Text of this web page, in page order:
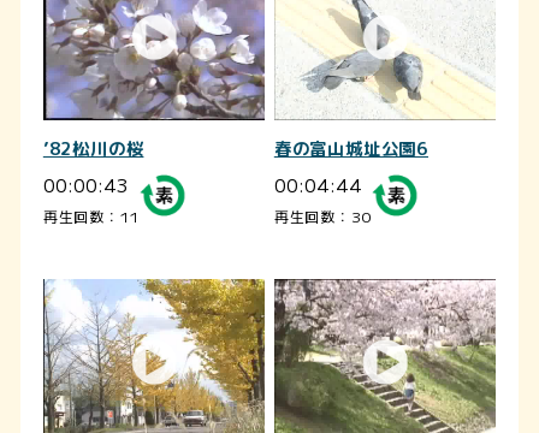
’82松川の桜
00:00:43
再生回数：11
春の富山城址公園6
00:04:44
再生回数：30